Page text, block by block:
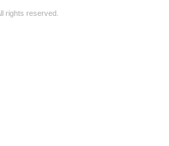
rights reserved.